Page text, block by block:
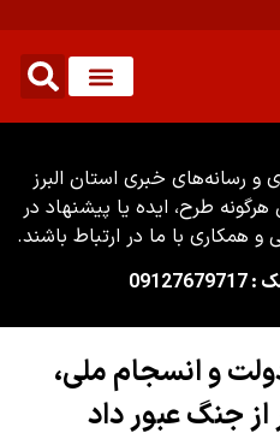
و رسانه‌های خبری استان البرز
طرح، ایده یا پیشنهاد در
همکاری با ما در ارتباط باشند.
و انسجام ملی،
از جنگ عبور داد